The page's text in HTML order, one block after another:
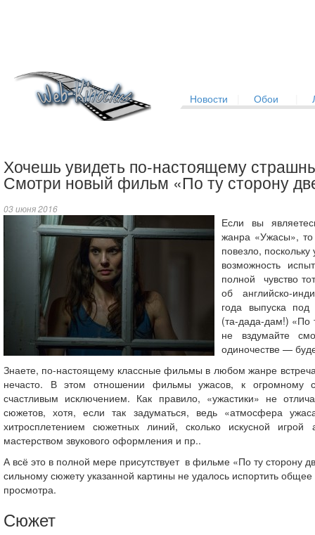
Новости Обои
Хочешь увидеть по-настоящему
Смотри новый фильм «По ту сторону
03 июня 2016
Если вы
жанра «Ужасы», то
повезло,
возможность
полной чувство
об английско-
года выпуска
(та-дада-дам!) «По
не вздумайте
одиночестве —
Знаете, по-настоящему классные фильмы в любом жанре
нечасто. В этом отношении фильмы ужасов, к огромному
счастливым исключением. Как правило, «ужастики» не
сюжетов, хотя, если так задуматься, ведь «атмосфера
хитросплетением сюжетных линий, сколько искусной игрой
мастерством звукового оформления и пр..
А всё это в полной мере присутствует в фильме «По ту сторону
сильному сюжету указанной картины не удалось испортить
просмотра.
Сюжет